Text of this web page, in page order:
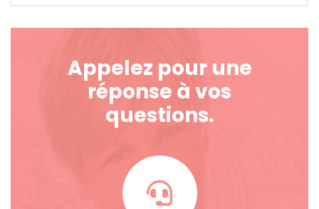
Appelez pour une
réponse à vos
questions.